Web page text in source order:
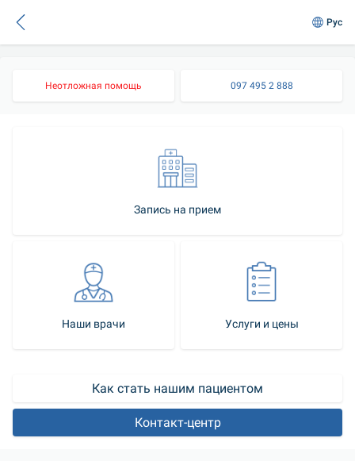
Рус
Неотложная помощь 097 495 2 888
Запись на прием
Наши врачи Услуги и цены
Как стать нашим пациентом
Контакт-центр